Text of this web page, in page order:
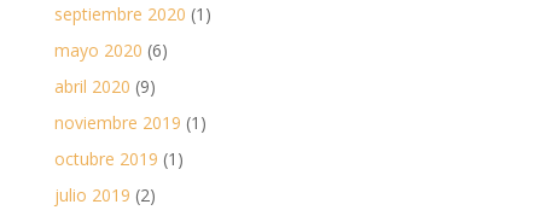
septiembre 2020 (1)
mayo 2020 (6)
abril 2020 (9)
noviembre 2019 (1)
octubre 2019 (1)
julio 2019 (2)